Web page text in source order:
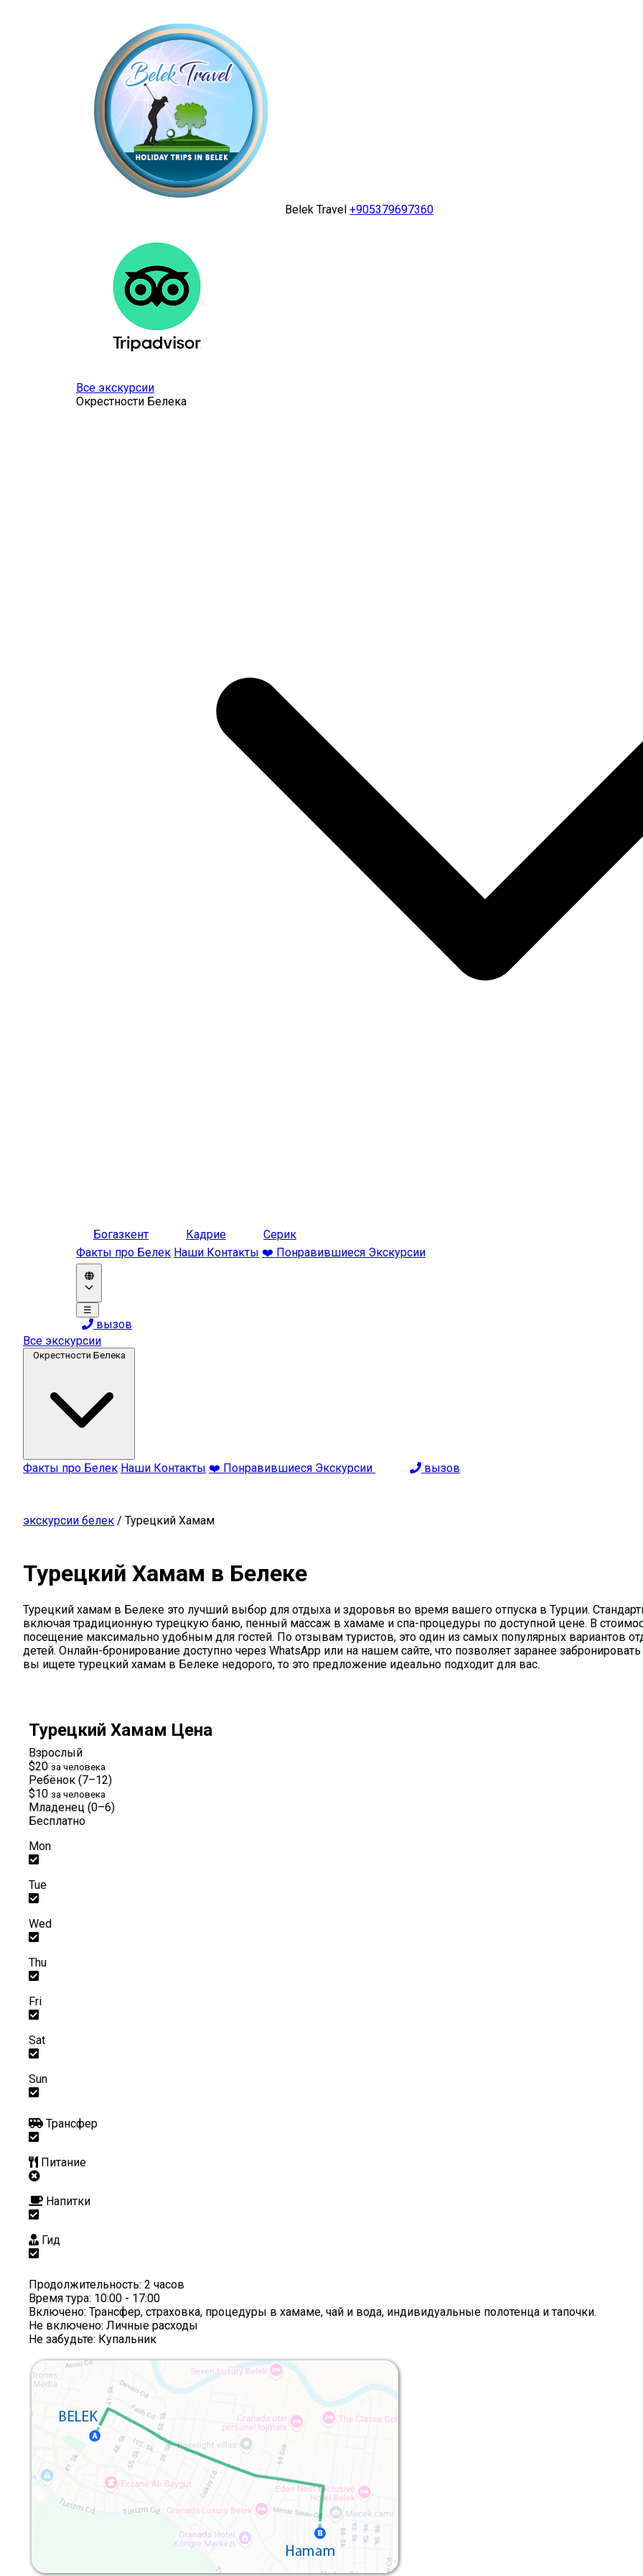
Belek Travel +905379697360
Все экскурсии
Окрестности Белека
Богазкент Кадрие
Серик
Факты про Белек Наши Контакты ❤️ Понравившиеся Экскурсии
☰
вызов
Все экскурсии
Окрестности Белека
Факты про Белек Наши Контакты ❤️ Понравившиеся Экскурсии вызов
экскурсии белек / Турецкий Хамам
Турецкий Хамам в Белеке
Турецкий хамам в Белеке это лучший выбор для отдыха и здоровья во время вашего отпуска в Турции.
включая традиционную турецкую баню, пенный массаж в хамаме и спа-процедуры по доступной цене. В
посещение максимально удобным для гостей. По отзывам туристов, это один из самых популярных вариантов
детей. Онлайн-бронирование доступно через WhatsApp или на нашем сайте, что позволяет заранее
вы ищете турецкий хамам в Белеке недорого, то это предложение идеально подходит для вас.
Турецкий Хамам Цена
Взрослый
$20 за человека
Ребёнок (7–12)
$10 за человека
Младенец (0–6)
Бесплатно
Mon
Tue
Wed
Thu
Fri
Sat
Sun
Трансфер
Питание
Напитки
Гид
Продолжительность: 2 часов
Время тура: 10:00 - 17:00
Включено: Трансфер, страховка, процедуры в хамаме, чай и вода, индивидуальные полотенца и тапочки.
Не включено: Личные расходы
Не забудьте: Купальник